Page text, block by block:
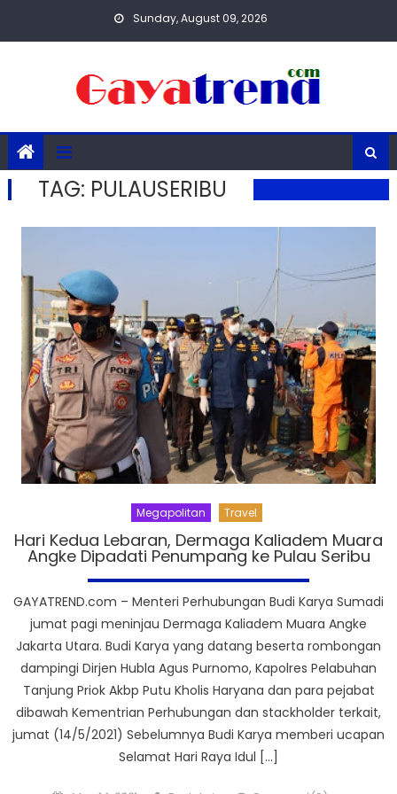
Sunday, August 09, 2026
TAG: PULAUSERIBU
Megapolitan Travel
Hari Kedua Lebaran, Dermaga Kaliadem Muara
Angke Dipadati Penumpang ke Pulau Seribu
GAYATREND.com – Menteri Perhubungan Budi Karya Sumadi
jumat pagi meninjau Dermaga Kaliadem Muara Angke
Jakarta Utara. Budi Karya yang datang beserta rombongan
dampingi Dirjen Hubla Agus Purnomo, Kapolres Pelabuhan
Tanjung Priok Akbp Putu Kholis Haryana dan para pejabat
dibawah Kementrian Perhubungan dan stackholder terkait,
jumat (14/5/2021) Sebelumnya Budi Karya memberi ucapan
Selamat Hari Raya Idul […]